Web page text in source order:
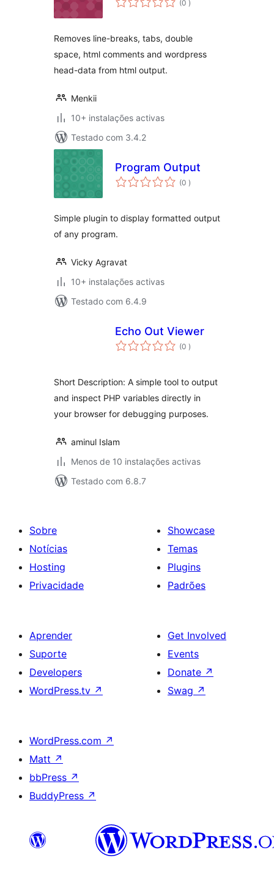
(0 )
Removes line-breaks, tabs, double
space, html comments and wordpress
head-data from html output.
Menkii
10+ instalações activas
Testado com 3.4.2
Program Output
(0 classificações
)
Simple plugin to display formatted output
of any program.
Vicky Agravat
10+ instalações activas
Testado com 6.4.9
Echo Out Viewer
(0 classificações
)
Short Description: A simple tool to output
and inspect PHP variables directly in
your browser for debugging purposes.
aminul Islam
Menos de 10 instalações activas
Testado com 6.8.7
Sobre
Notícias
Hosting
Privacidade
Showcase
Temas
Plugins
Padrões
Aprender
Suporte
Developers
WordPress.tv ↗
Get Involved
Events
Donate ↗
Swag ↗
WordPress.com ↗
Matt ↗
bbPress ↗
BuddyPress ↗